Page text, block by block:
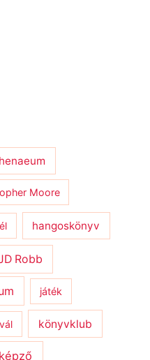
Moore
hangoskönyv
Robb
játék
könyvklub